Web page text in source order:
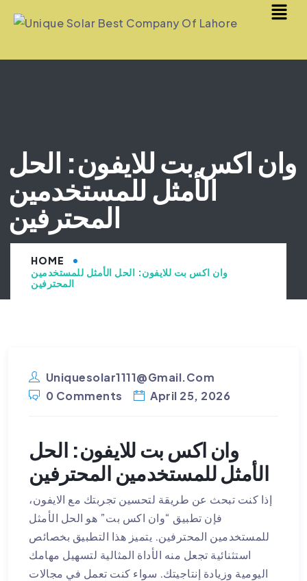
وان اكس بت للايفون: الحل
الأمثل للمستخدمين
المحترفين
HOME
وان اكس بت للايفون: الحل الأمثل للمستخدمين
المحترفين
Uniquesolar1111@gmail.com
0 Comments
April 25, 2026
وان اكس بت للايفون: الحل
الأمثل للمستخدمين المحترفين
إذا كنت تبحث عن طريقة لتحسين تجربتك مع الايفون،
فإن تطبيق “وان اكس بت” هو الحل الأمثل
للمستخدمين المحترفين. يتميز هذا التطبيق بخصائص
استثنائية تجعل منه الأداة المثالية لتسهيل مهامك
اليومية وزيادة إنتاجيتك. سواء كنت تعمل في مجالات